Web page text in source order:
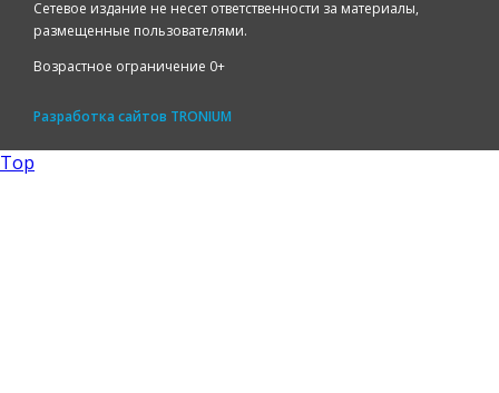
Сетевое издание не несет ответственности за материалы,
размещенные пользователями.
Возрастное ограничение 0+
Разработка сайтов TRONIUM
Top